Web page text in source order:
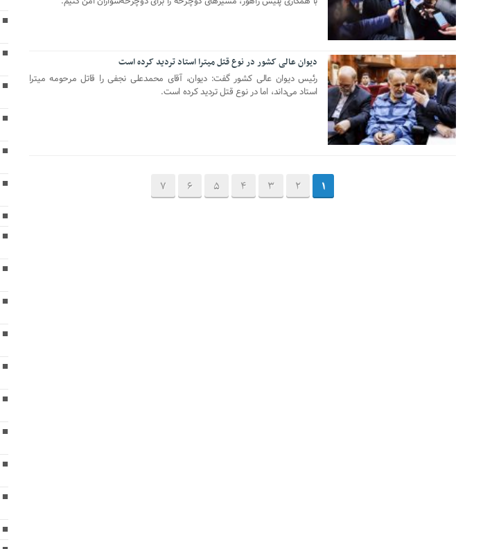
22 سپتامبر 2019
دیوان عالی کشور در نوع قتل میترا استاد تردید کرده است
رئیس دیوان عالی کشور گفت: دیوان، آقای محمدعلی نجفی را قاتل مرحومه میترا
استاد می‌داند، اما در نوع قتل تردید کرده است.
1
2
3
4
5
6
7